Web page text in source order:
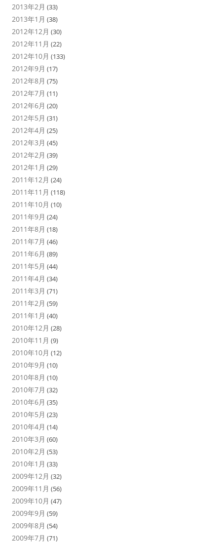
2013年2月 (33)
2013年1月 (38)
2012年12月 (30)
2012年11月 (22)
2012年10月 (133)
2012年9月 (17)
2012年8月 (75)
2012年7月 (11)
2012年6月 (20)
2012年5月 (31)
2012年4月 (25)
2012年3月 (45)
2012年2月 (39)
2012年1月 (29)
2011年12月 (24)
2011年11月 (118)
2011年10月 (10)
2011年9月 (24)
2011年8月 (18)
2011年7月 (46)
2011年6月 (89)
2011年5月 (44)
2011年4月 (34)
2011年3月 (71)
2011年2月 (59)
2011年1月 (40)
2010年12月 (28)
2010年11月 (9)
2010年10月 (12)
2010年9月 (10)
2010年8月 (10)
2010年7月 (32)
2010年6月 (35)
2010年5月 (23)
2010年4月 (14)
2010年3月 (60)
2010年2月 (53)
2010年1月 (33)
2009年12月 (32)
2009年11月 (56)
2009年10月 (47)
2009年9月 (59)
2009年8月 (54)
2009年7月 (71)